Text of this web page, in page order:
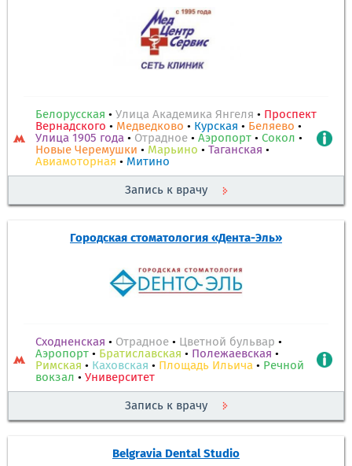
Белорусская • Улица Академика Янгеля • Проспект
Вернадского • Медведково • Курская • Беляево •
Улица 1905 года • Отрадное • Аэропорт • Сокол •
Новые Черемушки • Марьино • Таганская •
Авиамоторная • Митино
Запись к врачу
Городская стоматология «Дента-Эль»
Сходненская • Отрадное • Цветной бульвар •
Аэропорт • Братиславская • Полежаевская •
Римская • Каховская • Площадь Ильича • Речной
вокзал • Университет
Запись к врачу
Belgravia Dental Studio